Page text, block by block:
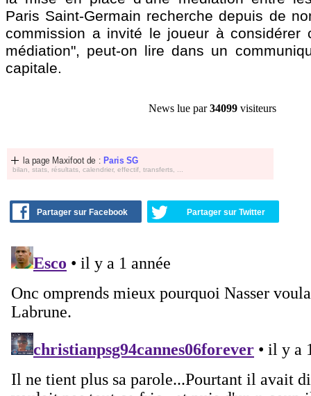
Paris Saint-Germain recherche depuis de
commission a invité le joueur à considérer
médiation", peut-on lire dans un
capitale.
News lue par34099 visiteurs
la page Maxifoot de : Paris SG
bilan, stats, résultats, calendrier, effectif, transferts, ...
Partager sur Facebook Partager sur Twitter